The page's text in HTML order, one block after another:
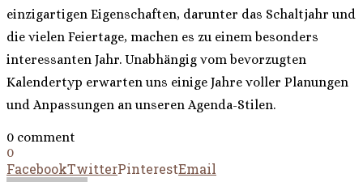
einzigartigen Eigenschaften, darunter das Schaltjahr und
die vielen Feiertage, machen es zu einem besonders
interessanten Jahr. Unabhängig vom bevorzugten
Kalendertyp erwarten uns einige Jahre voller Planungen
und Anpassungen an unseren Agenda-Stilen.
0 comment
0
FacebookTwitterPinterestEmail